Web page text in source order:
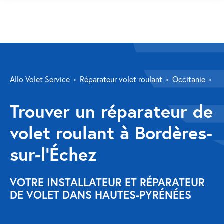
Volet roulant
Réparation
Volet roulant Velux
Au-delà de la fenêtre
Réparation store banne
Réparation portail
Allo Volet Service Réparateur volet roulant Occitanie
Trouver un réparateur de
volet roulant à Bordères-
sur-l’Échez
VOTRE INSTALLATEUR ET RÉPARATEUR
DE VOLET DANS HAUTES-PYRÉNÉES